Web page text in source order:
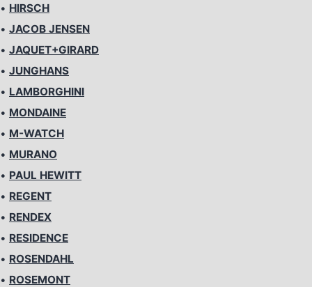
• HIRSCH
• JACOB JENSEN
• JAQUET+GIRARD
• JUNGHANS
• LAMBORGHINI
• MONDAINE
• M-WATCH
• MURANO
• PAUL HEWITT
• REGENT
• RENDEX
• RESIDENCE
• ROSENDAHL
• ROSEMONT